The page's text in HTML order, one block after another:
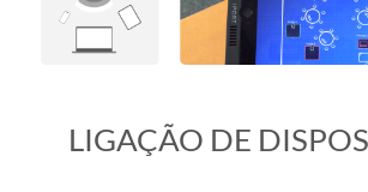
​LIGAÇÃO DE